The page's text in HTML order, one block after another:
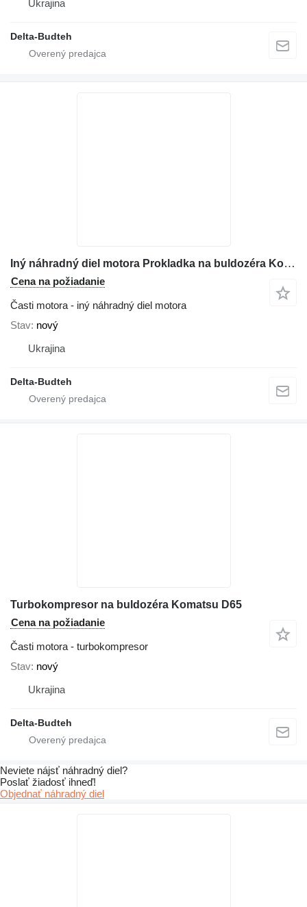
Ukrajina
Delta-Budteh
Iný náhradný diel motora Prokladka na buldozéra Komatsu D65
Cena na požiadanie
Časti motora - iný náhradný diel motora
Stav nový
Ukrajina
Delta-Budteh
Turbokompresor na buldozéra Komatsu D65
Cena na požiadanie
Časti motora - turbokompresor
Stav nový
Ukrajina
Delta-Budteh
Neviete nájsť náhradný diel?
Poslať žiadosť ihneď!
Objednať náhradný diel